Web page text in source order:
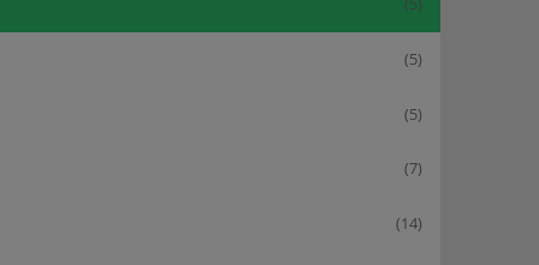
(5)
(5)
(5)
(7)
(14)